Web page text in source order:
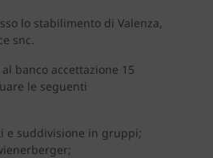
lo stabilimento di Valenza,
snc.
banco accettazione 15
le seguenti
e suddivisione in gruppi;